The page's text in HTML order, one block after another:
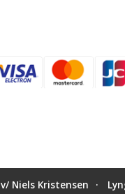
Niels Kristensen